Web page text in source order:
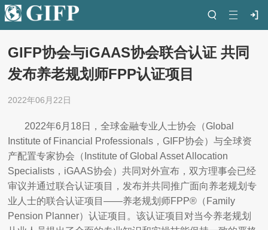
GIFP协会与iGAAS协会联合认证 共同
发布养老规划师FPP认证项目
2022年06月22日
2022年6月18日，全球金融专业人士协会（Global
Institute of Financial Professionals，GIFP协会）与全球资
产配置专家协会（Institute of Global Asset Allocation
Specialists，iGAAS协会）共同对外宣布，双方理事会已经
审议并通过联合认证项目，发布并共同推广面向养老规划专
业人士的联合认证项目——养老规划师FPP®（Family
Pension Planner）认证项目。该认证项目对当今养老规划